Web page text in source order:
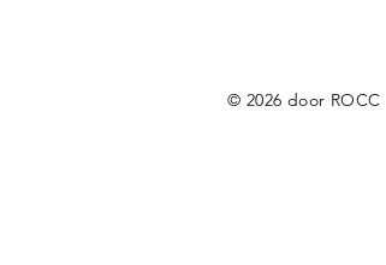
© 2026 door ROCC